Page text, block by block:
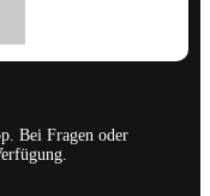
Bei Fragen oder